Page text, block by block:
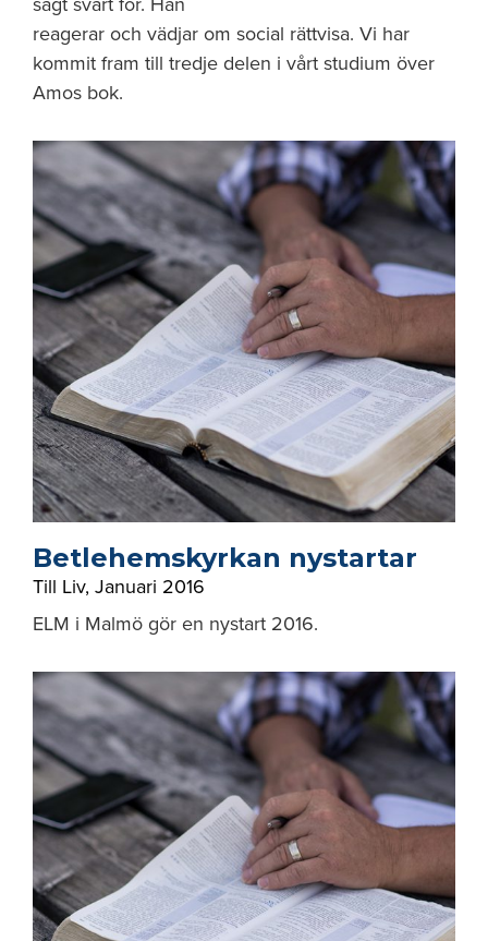
reagerar och vädjar om social rättvisa. Vi har
kommit fram till tredje delen i vårt studium över
Amos bok.
Betlehemskyrkan nystartar
Till Liv, Januari 2016
ELM i Malmö gör en nystart 2016.